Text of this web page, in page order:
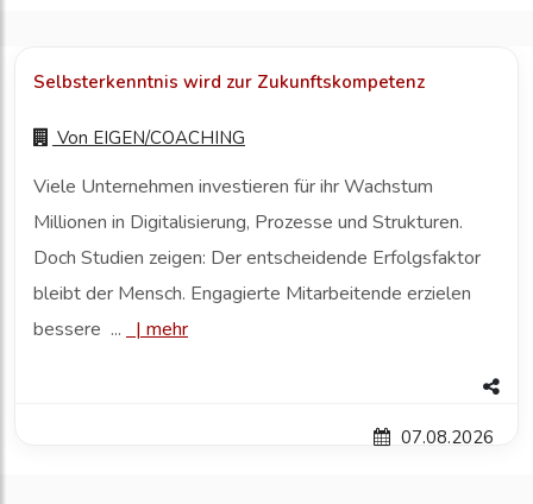
Selbsterkenntnis wird zur Zukunftskompetenz
Von EIGEN/COACHING
Viele Unternehmen investieren für ihr Wachstum
Millionen in Digitalisierung, Prozesse und Strukturen.
Doch Studien zeigen: Der entscheidende Erfolgsfaktor
bleibt der Mensch. Engagierte Mitarbeitende erzielen
bessere ...
| mehr
07.08.2026